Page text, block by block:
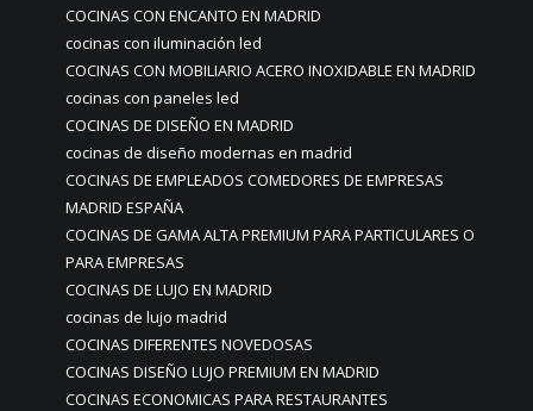
COCINAS CON ENCANTO EN MADRID
cocinas con iluminación led
COCINAS CON MOBILIARIO ACERO INOXIDABLE EN MADRID
cocinas con paneles led
COCINAS DE DISEÑO EN MADRID
cocinas de diseño modernas en madrid
COCINAS DE EMPLEADOS COMEDORES DE EMPRESAS
MADRID ESPAÑA
COCINAS DE GAMA ALTA PREMIUM PARA PARTICULARES O
PARA EMPRESAS
COCINAS DE LUJO EN MADRID
cocinas de lujo madrid
COCINAS DIFERENTES NOVEDOSAS
COCINAS DISEÑO LUJO PREMIUM EN MADRID
COCINAS ECONOMICAS PARA RESTAURANTES